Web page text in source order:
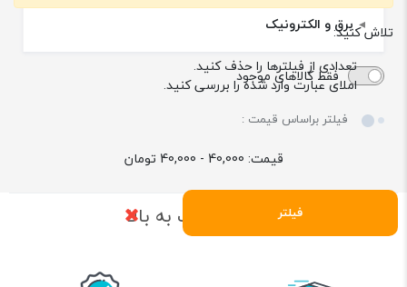
برق و الکترونیک
فقط کالاهای موجود
فیلتر براساس قیمت :
قیمت: 40,000 - 40,000 تومان
فیلتر
تلاش کنید:
تعدادی از فیلترها را حذف کنید.
املای عبارت وارد شده را بررسی کنید.
بازگشت به بالا